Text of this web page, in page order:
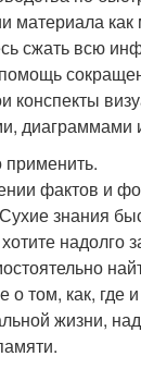
материала
сжать всю
конспекты
диаграммами
применить.
фактов и
знания
надолго
том, как, где
жизни,